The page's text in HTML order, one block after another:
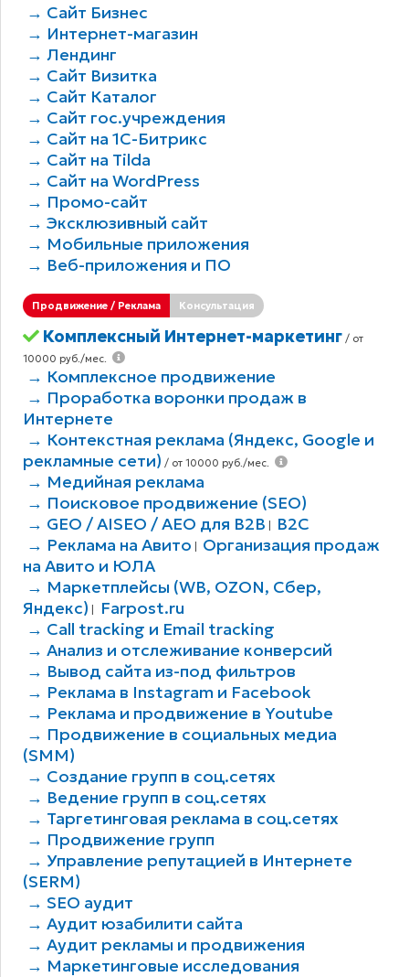
→ Сайт Бизнес
→ Интернет-магазин
→ Лендинг
→ Сайт Визитка
→ Сайт Каталог
→ Сайт гос.учреждения
→ Сайт на 1С-Битрикс
→ Сайт на Tilda
→ Сайт на WordPress
→ Промо-сайт
→ Эксклюзивный сайт
→ Мобильные приложения
→ Веб-приложения и ПО
Продвижение / Реклама Консультация
Комплексный Интернет-маркетинг/ от
10000 руб./мес.
→ Комплексное продвижение
→ Проработка воронки продаж в
Интернете
→ Контекстная реклама (Яндекс, Google и
рекламные сети) / от 10000 руб./мес.
→ Медийная реклама
→ Поисковое продвижение (SEO)
→ GEO / AISEO / AEO для B2В
B2C
→ Реклама на Авито
Организация продаж
на Авито и ЮЛА
→ Маркетплейсы (WB, OZON, Сбер,
Яндекс)
Farpost.ru
→ Call tracking и Email tracking
→ Анализ и отслеживание конверсий
→ Вывод сайта из-под фильтров
→ Реклама в Instagram и Facebook
→ Реклама и продвижение в Youtube
→ Продвижение в социальных медиа
(SMM)
→ Создание групп в соц.сетях
→ Ведение групп в соц.сетях
→ Таргетинговая реклама в соц.сетях
→ Продвижение групп
→ Управление репутацией в Интернете
(SERM)
→ SEO аудит
→ Аудит юзабилити сайта
→ Аудит рекламы и продвижения
→ Маркетинговые исследования